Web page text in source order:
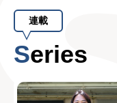
連載
Series